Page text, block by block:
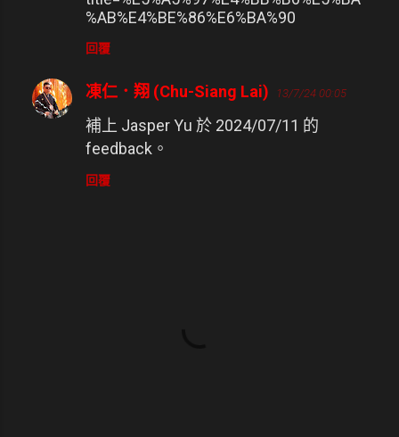
%AB%E4%BE%86%E6%BA%90
回覆
凍仁．翔 (Chu-Siang Lai) 13/7/24 00:05
補上 Jasper Yu 於 2024/07/11 的
feedback。
回覆